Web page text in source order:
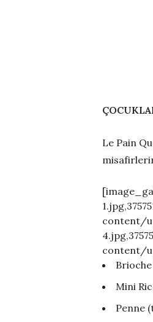
Le Pain
content/
content/
Mini
Penne